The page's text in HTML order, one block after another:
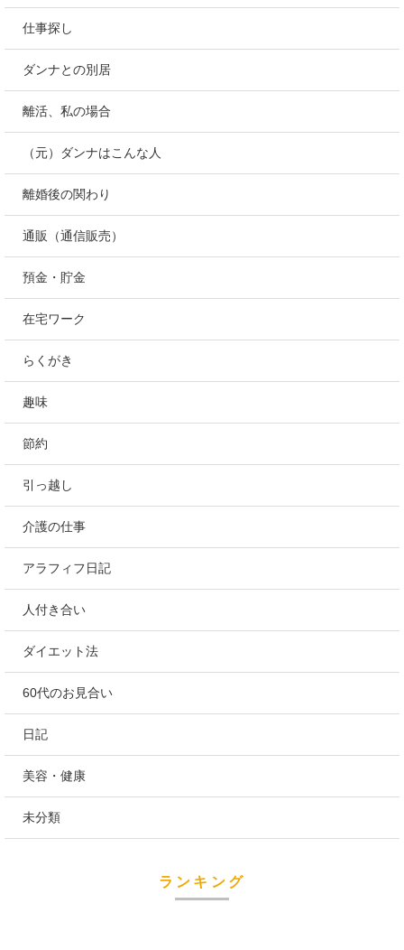
仕事探し
ダンナとの別居
離活、私の場合
（元）ダンナはこんな人
離婚後の関わり
通販（通信販売）
預金・貯金
在宅ワーク
らくがき
趣味
節約
引っ越し
介護の仕事
アラフィフ日記
人付き合い
ダイエット法
60代のお見合い
日記
美容・健康
未分類
ランキング